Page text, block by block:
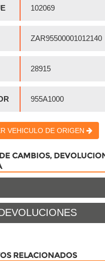
102069
ZAR95500001012140
28915
955A1000
VEHICULO DE ORIGEN
CAMBIOS,
RELACIONADOS